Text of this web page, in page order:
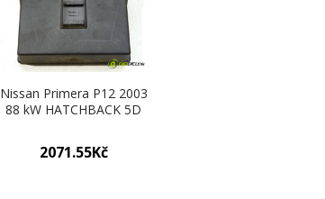
Nissan Primera P12 2003
88 kW HATCHBACK 5D
modul komfortu
5WK48127 (Moduly
2071.55Kč